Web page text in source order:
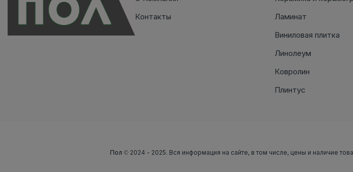
Контакты
Ламинат
Виниловая плитка
Линолеум
Ковролин
Плинтус
Пол © 2024 - 2025. Вся информация на сайте, в том числе, цены и наличие